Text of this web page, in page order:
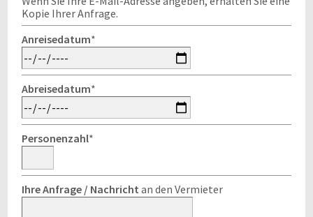
Kopie Ihrer Anfrage.
Anreisedatum*
Abreisedatum*
Personenzahl*
Ihre Anfrage / Nachricht an den Vermieter